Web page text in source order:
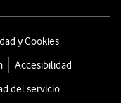
y Cookies
Accesibilidad
del servicio